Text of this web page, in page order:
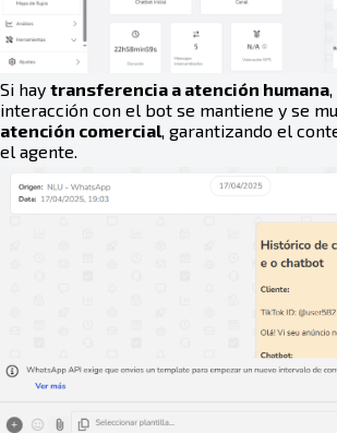
Si hay transferencia a atención humana
interacción con el bot se mantiene y se
atención comercial , garantizando el
el agente.